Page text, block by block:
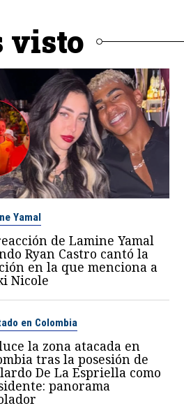
visto
Yamal
de Lamine Yamal
Ryan Castro cantó la
en la que menciona a
Nicole
en Colombia
la zona atacada en
tras la posesión de
De La Espriella como
panorama